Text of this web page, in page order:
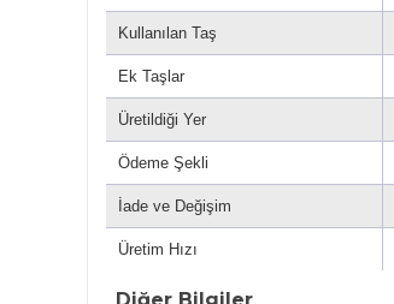
Kullanılan Taş
Ek Taşlar
Üretildiği Yer
Ödeme Şekli
İade ve Değişim
Üretim Hızı